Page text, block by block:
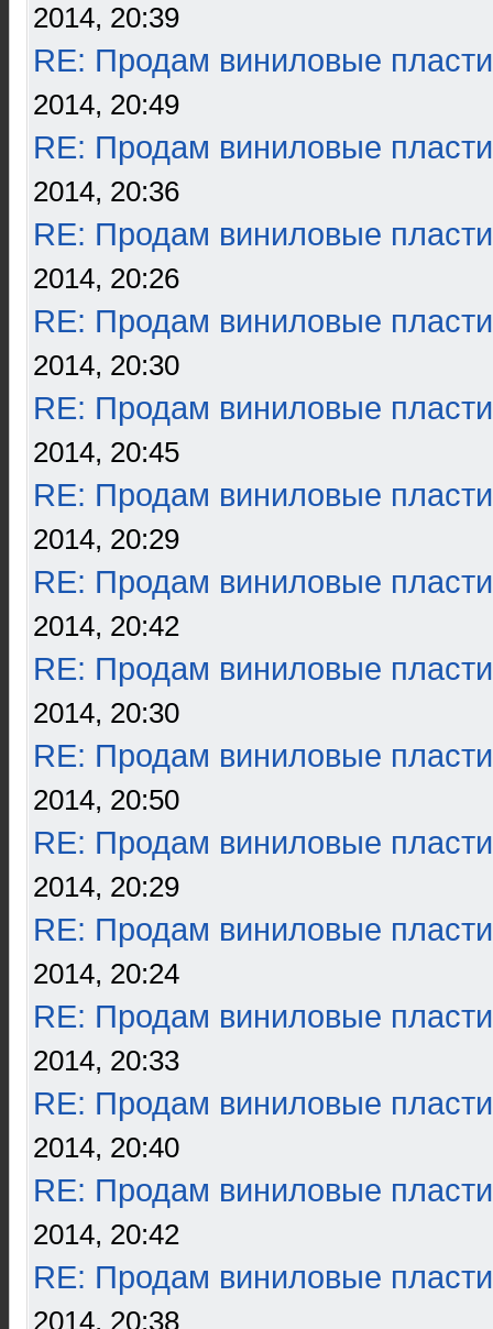
2014, 20:39
RE: Продам виниловые
2014, 20:49
RE: Продам виниловые
2014, 20:36
RE: Продам виниловые
2014, 20:26
RE: Продам виниловые
2014, 20:30
RE: Продам виниловые
2014, 20:45
RE: Продам виниловые
2014, 20:29
RE: Продам виниловые
2014, 20:42
RE: Продам виниловые
2014, 20:30
RE: Продам виниловые
2014, 20:50
RE: Продам виниловые
2014, 20:29
RE: Продам виниловые
2014, 20:24
RE: Продам виниловые
2014, 20:33
RE: Продам виниловые
2014, 20:40
RE: Продам виниловые
2014, 20:42
RE: Продам виниловые
2014, 20:38